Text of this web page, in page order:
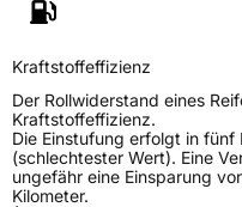
Kraftstoffeffizienz
Der Rollwiderstand eines
Kraftstoffeffizienz.
Die Einstufung erfolgt in fünf
(schlechtester Wert). Eine
ungefähr eine Einsparung
Kilometer.